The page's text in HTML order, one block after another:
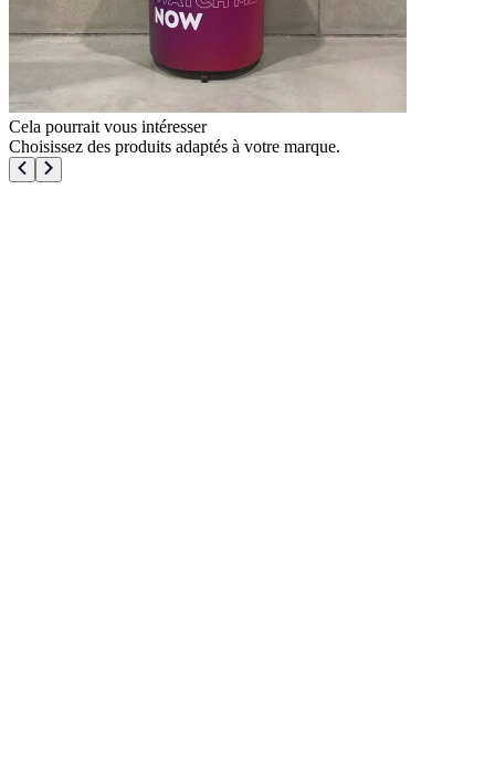
Cela pourrait vous intéresser
Choisissez des produits adaptés à votre marque.